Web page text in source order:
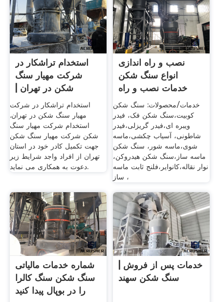
استخدام تراشکار در
شرکت مهیار سنگ
شکن در تهران |
استخدام
استخدام تراشکار در شرکت
مهیار سنگ شکن در تهران.
استخدام شرکت مهیار سنگ
شکن شرکت مهیار سنگ شکن
جهت تکمیل کادر خود در استان
تهران از افراد واجد شرایط زیر
دعوت به همکاری می نماید.
نصب و راه اندازی
انواع سنگ شکن
خدمات نصب و راه
اندازی
خدمات/محصولات: سنگ شکن
کوبیت،سنگ شکن فک، فیدر
ویبره ای،فیدر گریزلی،فیدر
شاطونی، آسیاب چکشی،ماسه
شوی،ماسه شور، سنگ شکن
ماسه ساز،سنگ شکن هیدروکن،
نوار نقاله،کانوایر،فلنج ثابت ماسه
ساز ،
شماره خدمات مالیاتی
سنگ شکن سنگ کالرا
را در بوپال پیدا کنید
خدمات پس از فروش |
سنگ شکن سهند